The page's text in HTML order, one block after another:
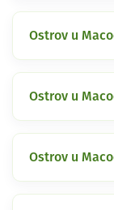
Ostrov u
Ostrov u
Ostrov u